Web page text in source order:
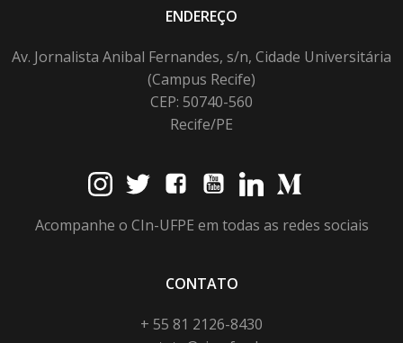
ENDEREÇO
Av. Jornalista Anibal Fernandes, s/n, Cidade Universitária
(Campus Recife)
CEP: 50740-560
Recife/PE
Acompanhe o CIn-UFPE em todas as redes sociais
CONTATO
+ 55 81 2126-8430